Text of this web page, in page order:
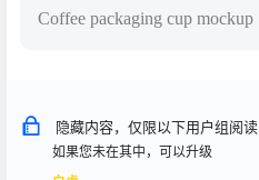
Coffee packaging cup mockup
隐藏内容，仅限以下用户组阅读
如果您未在其中，可以升级